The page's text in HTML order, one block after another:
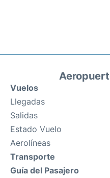
Vuelos
Llegadas
Salidas
Estado Vuelo
Aerolíneas
Transporte
Guía del Pasajero